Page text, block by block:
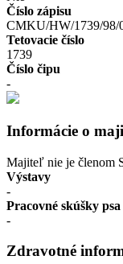
Číslo zápisu
CMKU/HW/1739/98/
Tetovacie číslo
1739
Číslo čipu
-
Informácie o
Majiteľ nie je členom
Výstavy
-
Pracovné skúšky psa
-
Zdravotné